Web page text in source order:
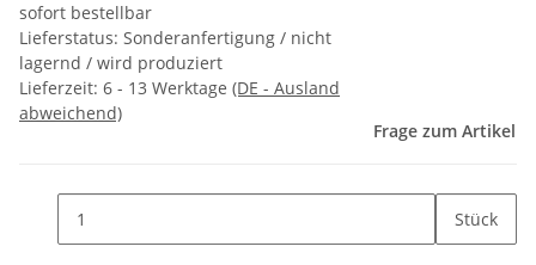
sofort bestellbar
Lieferstatus: Sonderanfertigung / nicht
lagernd / wird produziert
Lieferzeit: 6 - 13 Werktage (DE - Ausland
abweichend)
Frage zum Artikel
Stück